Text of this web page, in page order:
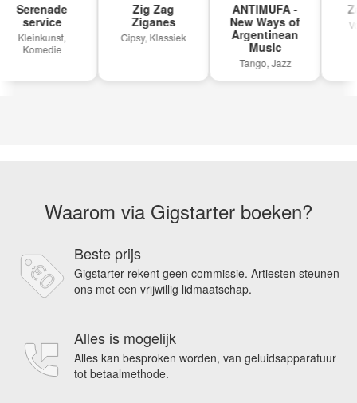
Serenade
service
Kleinkunst,
Komedie
Zig Zag
Ziganes
Gipsy, Klassiek
ANTIMUFA -
New Ways of
Argentinean
Music
Tango, Jazz
Waarom via Gigstarter boeken?
Beste prijs
Gigstarter rekent geen commissie. Artiesten steunen
ons met een vrijwillig lidmaatschap.
Alles is mogelijk
Alles kan besproken worden, van geluidsapparatuur
tot betaalmethode.